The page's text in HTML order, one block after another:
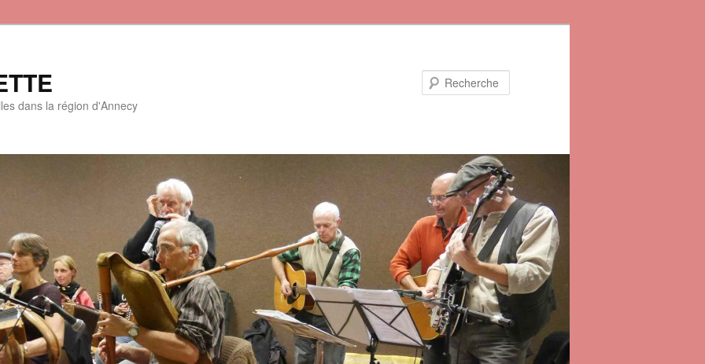
dans la région d'Annecy